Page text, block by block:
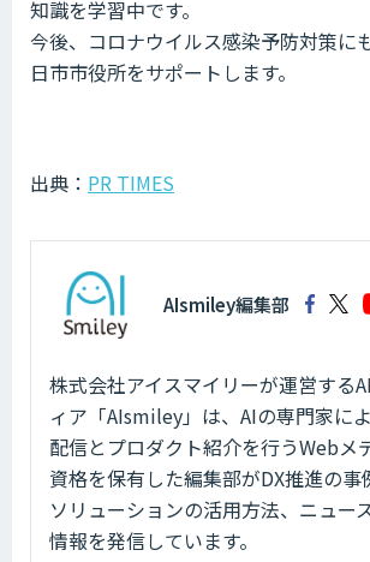
知識を学習中です。
今後、コロナウイルス感染予防対策に
日市市役所をサポートします。
出典： PR TIMES
AIsmiley編集部
株式会社アイスマイリーが運営する
ィア「AIsmiley」は、AIの専門家に
配信とプロダクト紹介を行うWebメ
資格を保有した編集部がDX推進の
ソリューションの活用方法、ニュー
情報を発信しています。